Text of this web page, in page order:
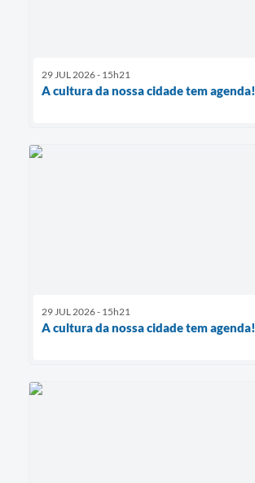
29 JUL 2026 - 15h21
A cultura da nossa cidade tem agenda!
29 JUL 2026 - 15h21
A cultura da nossa cidade tem agenda!